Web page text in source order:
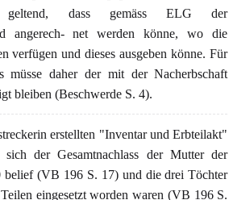
geltend, dass gemäss ELG der
angerech- net werden könne, wo die
verfügen und dieses ausgeben könne. Für
müsse daher der mit der Nacherbschaft
bleiben (Beschwerde S. 4).
erstellten "Inventar und Erbteilakt"
der Gesamtnachlass der Mutter der
belief (VB 196 S. 17) und die drei Töchter
eingesetzt worden waren (VB 196 S.